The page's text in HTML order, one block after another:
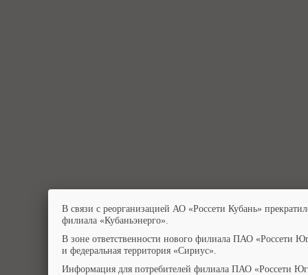
В связи с реорганизацией АО «Россети Кубань»
филиала «Кубаньэнерго».
В зоне ответственности нового филиала ПАО «Россети
и федеральная территория «Сириус».
Информация для потребителей филиала ПАО «Россети